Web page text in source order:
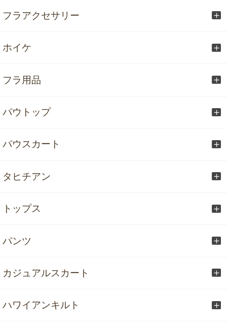
フラアクセサリー
ホイケ
フラ用品
パウトップ
パウスカート
タヒチアン
トップス
パンツ
カジュアルスカート
ハワイアンキルト